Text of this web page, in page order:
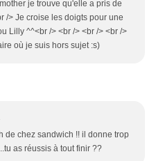
je trouve qu'elle a pris de
/> Je croise les doigts pour une
Lilly ^^<br /> <br /> <br /> <br />
où je suis hors sujet :s)
de chez sandwich !! il donne trop
as réussis à tout finir ??